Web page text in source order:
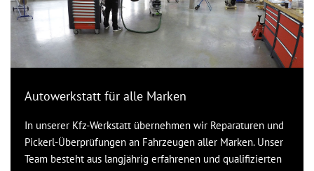
Autowerkstatt für alle Marken
In unserer Kfz-Werkstatt übernehmen wir Reparaturen und
Pickerl-Überprüfungen an Fahrzeugen aller Marken. Unser
Team besteht aus langjährig erfahrenen und qualifizierten